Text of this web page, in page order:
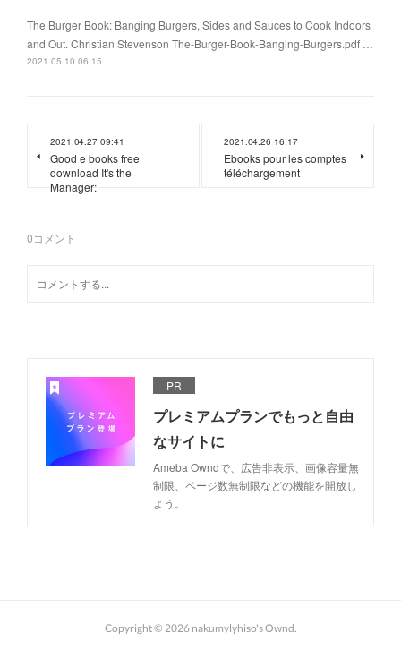
The Burger Book: Banging Burgers, Sides and Sauces to Cook Indoors
and Out. Christian Stevenson The-Burger-Book-Banging-Burgers.pdf …
2021.05.10 06:15
2021.04.27 09:41
Good e books free
download It's the
Manager:
2021.04.26 16:17
Ebooks pour les comptes
téléchargement
0コメント
PR
プレミアムプランでもっと自由
なサイトに
Ameba Owndで、広告非表示、画像容量無
制限、ページ数無制限などの機能を開放し
よう。
Copyright © 2026 nakumylyhiso's Ownd.